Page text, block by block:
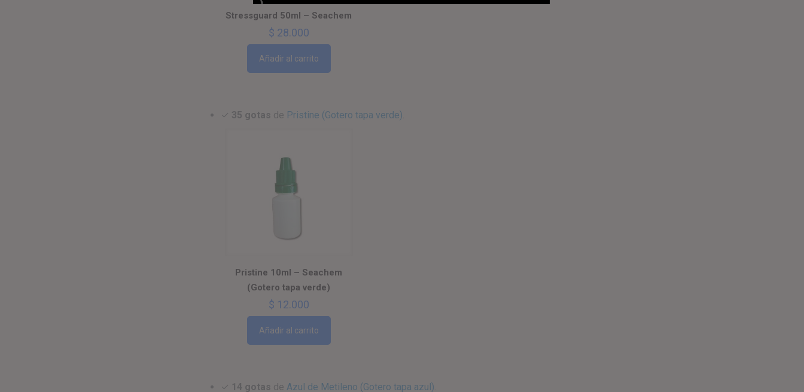
Stressguard 50ml – Seachem
$ 28.000
Añadir al carrito
✓ 35 gotas de Pristine (Gotero tapa verde).
Pristine 10ml – Seachem
(Gotero tapa verde)
$ 12.000
Añadir al carrito
✓ 14 gotas de Azul de Metileno (Gotero tapa azul)